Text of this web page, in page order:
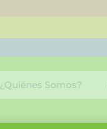
¿Quiénes Somos?